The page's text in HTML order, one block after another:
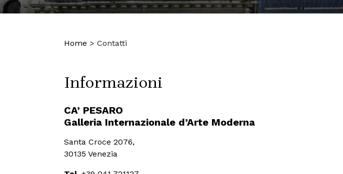
Home > Contatti
Informazioni
CA’ PESARO
Galleria Internazionale d’Arte Moderna
Santa Croce 2076,
30135 Venezia